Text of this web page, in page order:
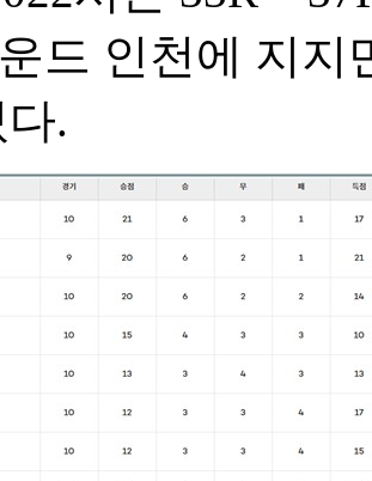
드 인천에 지지
.